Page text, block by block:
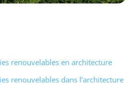
renouvelables en architecture
renouvelables dans l’architecture